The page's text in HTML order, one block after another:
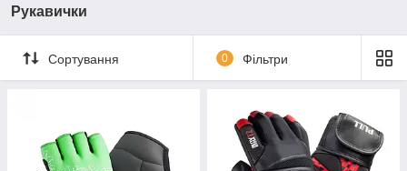
Рукавички
Сортування 0 Фільтри